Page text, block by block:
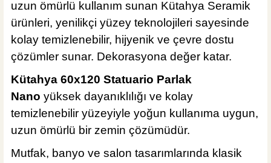
295,00 TL
Sepete Ekle
uzun ömürlü kullanım sunan Kütahya Seramik
ürünleri, yenilikçi yüzey teknolojileri sayesinde
kolay temizlenebilir, hijyenik ve çevre dostu
çözümler sunar. Dekorasyona değer katar.
Kütahya 60x120 Statuario Parlak
Nano yüksek dayanıklılığı ve kolay
temizlenebilir yüzeyiyle yoğun kullanıma uygun,
uzun ömürlü bir zemin çözümüdür.
Mutfak, banyo ve salon tasarımlarında klasik